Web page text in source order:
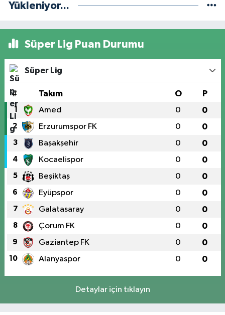
Yükleniyor...
Süper Lig Puan Durumu
Süper Lig
# Takım O P
1 Amed 0 0
2 Erzurumspor FK 0 0
3 Başakşehir 0 0
4 Kocaelispor 0 0
5 Beşiktaş 0 0
6 Eyüpspor 0 0
7 Galatasaray 0 0
8 Çorum FK 0 0
9 Gaziantep FK 0 0
10 Alanyaspor 0 0
Detaylar için tıklayın